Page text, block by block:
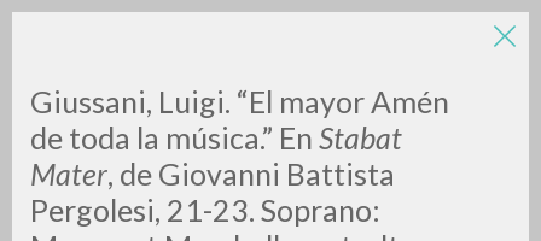
Giussani, Luigi. “El mayor Amén
de toda la música.” En Stabat
Mater, de Giovanni Battista
Pergolesi, 21-23. Soprano:
LUIGI
GIUSSANI